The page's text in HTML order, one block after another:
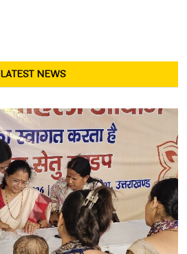
LATEST NEWS